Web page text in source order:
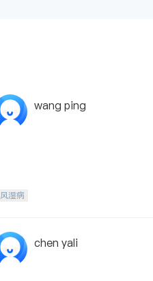
wang ping
风湿病
chen yali